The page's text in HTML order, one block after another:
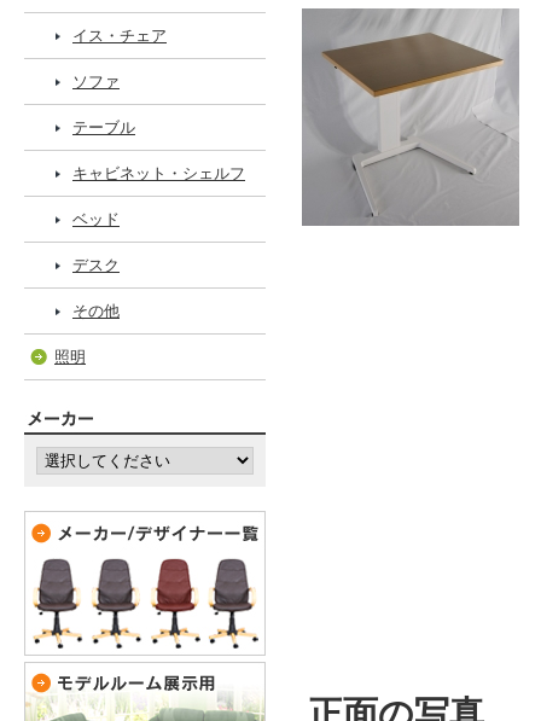
イス・チェア
ソファ
テーブル
キャビネット・シェルフ
ベッド
デスク
その他
照明